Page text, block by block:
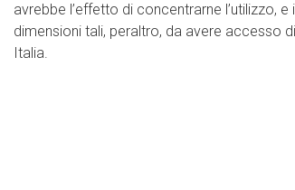
avrebbe l’effetto di concentrarne l’utilizzo,
dimensioni tali, peraltro, da avere accesso
Italia.